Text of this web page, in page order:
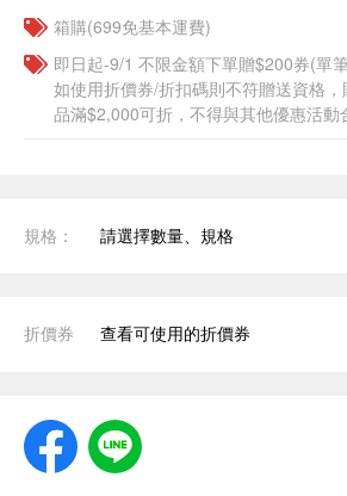
箱購(699免基本運費)
即日起-9/1 不限金額下單贈$200券(單
如使用折價券/折扣碼則不符贈送資格
品滿$2,000可折，不得與其他優惠活動
規格： 請選擇數量、規格
折價券 查看可使用的折價券